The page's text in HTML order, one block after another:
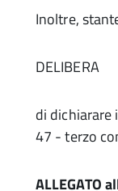
Inoltre,
DELIBERA
di
47 - terzo
ALLEGATO